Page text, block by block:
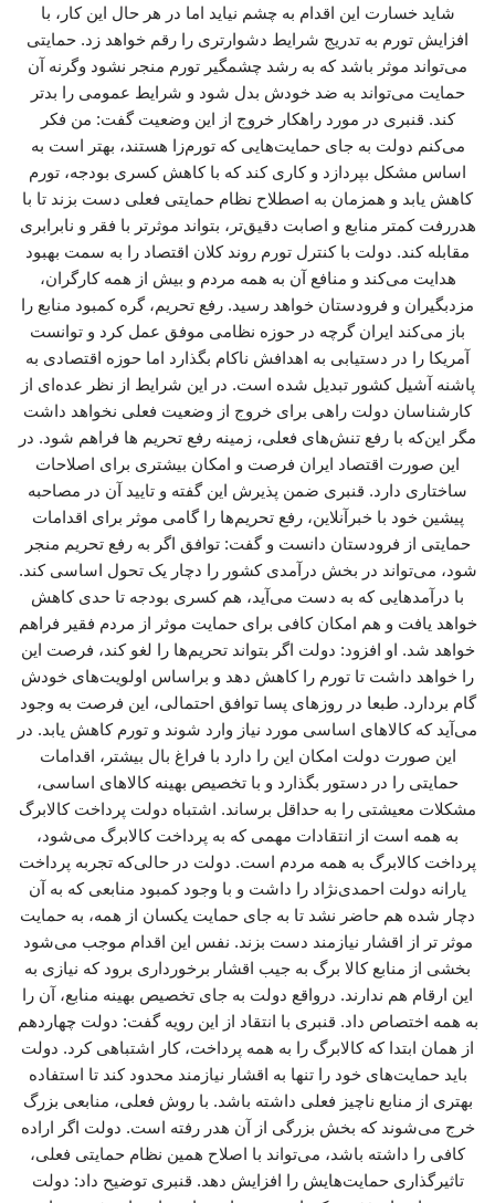
شاید خسارت این اقدام به چشم نیاید اما در هر حال این کار، با
افزایش تورم به تدریج شرایط دشوارتری را رقم خواهد زد. حمایتی
می‌تواند موثر باشد که به رشد چشمگیر تورم منجر نشود وگرنه آن
حمایت می‌تواند به ضد خودش بدل شود و شرایط عمومی را بدتر
کند. قنبری در مورد راهکار خروج از این وضعیت گفت: من فکر
می‌کنم دولت به جای حمایت‌هایی که تورم‌زا هستند، بهتر است به
اساس مشکل بپردازد و کاری کند که با کاهش کسری بودجه، تورم
کاهش یابد و همزمان به اصطلاح نظام حمایتی فعلی دست بزند تا با
هدررفت کمتر منابع و اصابت دقیق‌تر، بتواند موثرتر با فقر و نابرابری
مقابله کند. دولت با کنترل تورم روند کلان اقتصاد را به سمت بهبود
هدایت می‌کند و منافع آن به همه مردم و بیش از همه کارگران،
مزدبگیران و فرودستان خواهد رسید. رفع تحریم، گره کمبود منابع را
باز می‌کند ایران گرچه در حوزه نظامی موفق عمل کرد و توانست
آمریکا را در دستیابی به اهدافش ناکام بگذارد اما حوزه اقتصادی به
پاشنه آشیل کشور تبدیل شده است. در این شرایط از نظر عده‌ای از
کارشناسان دولت راهی برای خروج از وضعیت فعلی نخواهد داشت
مگر این‌که با رفع تنش‌های فعلی، زمینه رفع تحریم ها فراهم شود. در
این صورت اقتصاد ایران فرصت و امکان بیشتری برای اصلاحات
ساختاری دارد. قنبری ضمن پذیرش این گفته و تایید آن در مصاحبه
پیشین خود با خبرآنلاین، رفع تحریم‌ها را گامی موثر برای اقدامات
حمایتی از فرودستان دانست و گفت: توافق اگر به رفع تحریم منجر
شود، می‌تواند در بخش درآمدی کشور را دچار یک تحول اساسی کند.
با درآمدهایی که به دست می‌آید، هم کسری بودجه تا حدی کاهش
خواهد یافت و هم امکان کافی برای حمایت موثر از مردم فقیر فراهم
خواهد شد. او افزود: دولت اگر بتواند تحریم‌ها را لغو کند، فرصت این
را خواهد داشت تا تورم را کاهش دهد و براساس اولویت‌های خودش
گام بردارد. طبعا در روزهای پسا توافق احتمالی، این فرصت به وجود
می‌آید که کالاهای اساسی مورد نیاز وارد شوند و تورم کاهش یابد. در
این صورت دولت امکان این را دارد با فراغ بال بیشتر، اقدامات
حمایتی را در دستور بگذارد و با تخصیص بهینه کالاهای اساسی،
مشکلات معیشتی را به حداقل برساند. اشتباه دولت پرداخت کالابرگ
به همه است از انتقادات مهمی که به پرداخت کالابرگ می‌شود،
پرداخت کالابرگ به همه مردم است. دولت در حالی‌که تجربه پرداخت
یارانه دولت احمدی‌نژاد را داشت و با وجود کمبود منابعی که به آن
دچار شده هم حاضر نشد تا به جای حمایت یکسان از همه، به حمایت
موثر تر از اقشار نیازمند دست بزند. نفس این اقدام موجب می‌شود
بخشی از منابع کالا برگ به جیب اقشار برخورداری برود که نیازی به
این ارقام هم ندارند. درواقع دولت به جای تخصیص بهینه منابع، آن را
به همه اختصاص داد. قنبری با انتقاد از این رویه گفت: دولت چهاردهم
از همان ابتدا که کالابرگ را به همه پرداخت، کار اشتباهی کرد. دولت
باید حمایت‌های خود را تنها به اقشار نیازمند محدود کند تا استفاده
بهتری از منابع ناچیز فعلی داشته باشد. با روش فعلی، منابعی بزرگ
خرج می‌شوند که بخش بزرگی از آن هدر رفته است. دولت اگر اراده
کافی را داشته باشد، می‌تواند با اصلاح همین نظام حمایتی فعلی،
تاثیرگذاری حمایت‌هایش را افزایش دهد. قنبری توضیح داد: دولت